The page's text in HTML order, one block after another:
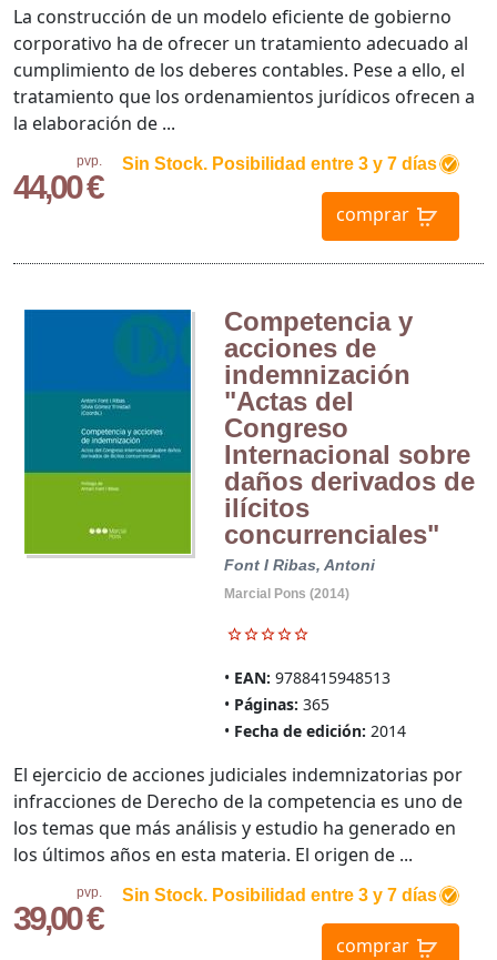
pvp.
44,00 €
Sin Stock. Posibilidad entre 3 y 7 días
comprar
La construcción de un modelo eficiente de gobierno
corporativo ha de ofrecer un tratamiento adecuado al
cumplimiento de los deberes contables. Pese a ello, el
tratamiento que los ordenamientos jurídicos ofrecen a
la elaboración de ...
Competencia y
acciones de
indemnización
"Actas del
Congreso
Internacional sobre
daños derivados de
ilícitos
concurrenciales"
Font I Ribas, Antoni
Marcial Pons (2014)
EAN: 9788415948513
Páginas: 365
Fecha de edición: 2014
pvp.
39,00 €
Sin Stock. Posibilidad entre 3 y 7 días
comprar
El ejercicio de acciones judiciales indemnizatorias por
infracciones de Derecho de la competencia es uno de
los temas que más análisis y estudio ha generado en
los últimos años en esta materia. El origen de ...